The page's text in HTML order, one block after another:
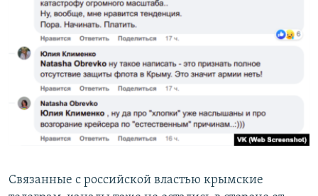
Связанные с российской властью крымские